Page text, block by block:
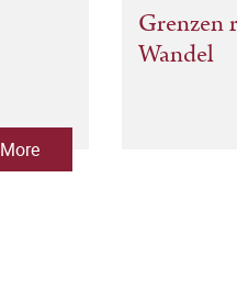
More
Grenzen
Wandel